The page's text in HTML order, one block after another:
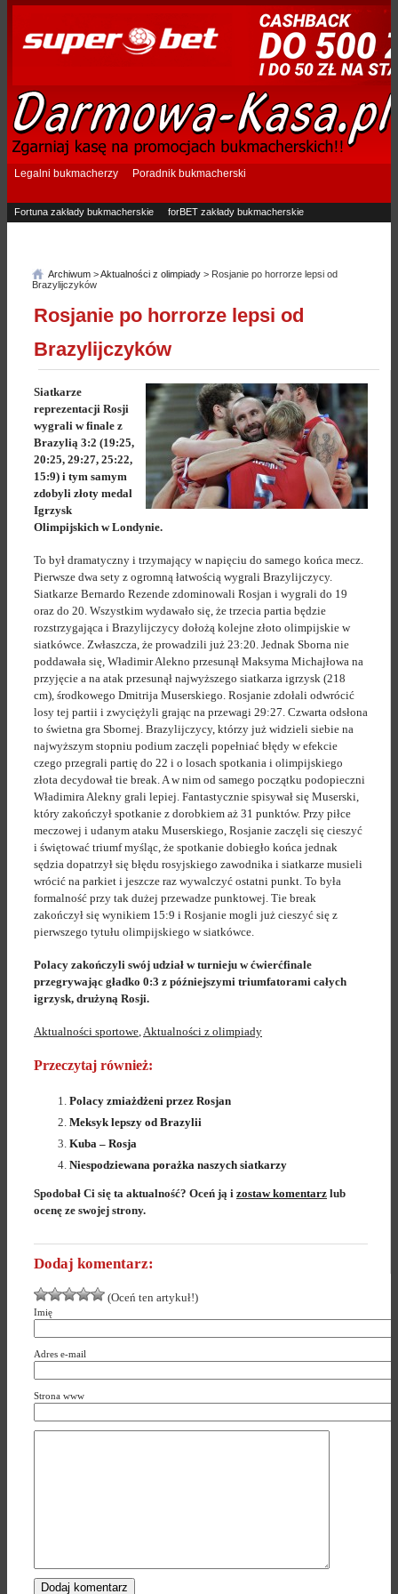
Legalni bukmacherzy Poradnik bukmacherski
Fortuna zakłady bukmacherskie
forBET zakłady bukmacherskie
Archiwum >Aktualności z olimpiady > Rosjanie po horrorze lepsi od
Brazylijczyków
Rosjanie po horrorze lepsi od
Brazylijczyków
Siatkarze
reprezentacji Rosji
wygrali w finale z
Brazylią 3:2 (19:25,
20:25, 29:27, 25:22,
15:9) i tym samym
zdobyli złoty medal
Igrzysk
Olimpijskich w Londynie.
To był dramatyczny i trzymający w napięciu do samego końca mecz.
Pierwsze dwa sety z ogromną łatwością wygrali Brazylijczycy.
Siatkarze Bernardo Rezende zdominowali Rosjan i wygrali do 19
oraz do 20. Wszystkim wydawało się, że trzecia partia będzie
rozstrzygająca i Brazylijczycy dołożą kolejne złoto olimpijskie w
siatkówce. Zwłaszcza, że prowadzili już 23:20. Jednak Sborna nie
poddawała się, Władimir Alekno przesunął Maksyma Michajłowa na
przyjęcie a na atak przesunął najwyższego siatkarza igrzysk (218
cm), środkowego Dmitrija Muserskiego. Rosjanie zdołali odwrócić
losy tej partii i zwyciężyli grając na przewagi 29:27. Czwarta odsłona
to świetna gra Sbornej. Brazylijczycy, którzy już widzieli siebie na
najwyższym stopniu podium zaczęli popełniać błędy w efekcie
czego przegrali partię do 22 i o losach spotkania i olimpijskiego
złota decydował tie break. A w nim od samego początku podopieczni
Władimira Alekny grali lepiej. Fantastycznie spisywał się Muserski,
który zakończył spotkanie z dorobkiem aż 31 punktów. Przy piłce
meczowej i udanym ataku Muserskiego, Rosjanie zaczęli się cieszyć
i świętować triumf myśląc, że spotkanie dobiegło końca jednak
sędzia dopatrzył się błędu rosyjskiego zawodnika i siatkarze musieli
wrócić na parkiet i jeszcze raz wywalczyć ostatni punkt. To była
formalność przy tak dużej przewadze punktowej. Tie break
zakończył się wynikiem 15:9 i Rosjanie mogli już cieszyć się z
pierwszego tytułu olimpijskiego w siatkówce.
Polacy zakończyli swój udział w turnieju w ćwierćfinale
przegrywając gładko 0:3 z późniejszymi triumfatorami całych
igrzysk, drużyną Rosji.
Aktualności sportowe,Aktualności z olimpiady
Przeczytaj również:
Polacy zmiażdżeni przez Rosjan
Meksyk lepszy od Brazylii
Kuba – Rosja
Niespodziewana porażka naszych siatkarzy
Spodobał Ci się ta aktualność? Oceń ją i zostaw komentarz lub
ocenę ze swojej strony.
Dodaj komentarz:
(Oceń ten artykuł!)
Imię
Adres e-mail
Strona www